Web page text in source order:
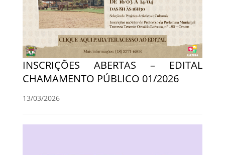
INSCRIÇÕES ABERTAS – EDITAL
CHAMAMENTO PÚBLICO 01/2026
13/03/2026